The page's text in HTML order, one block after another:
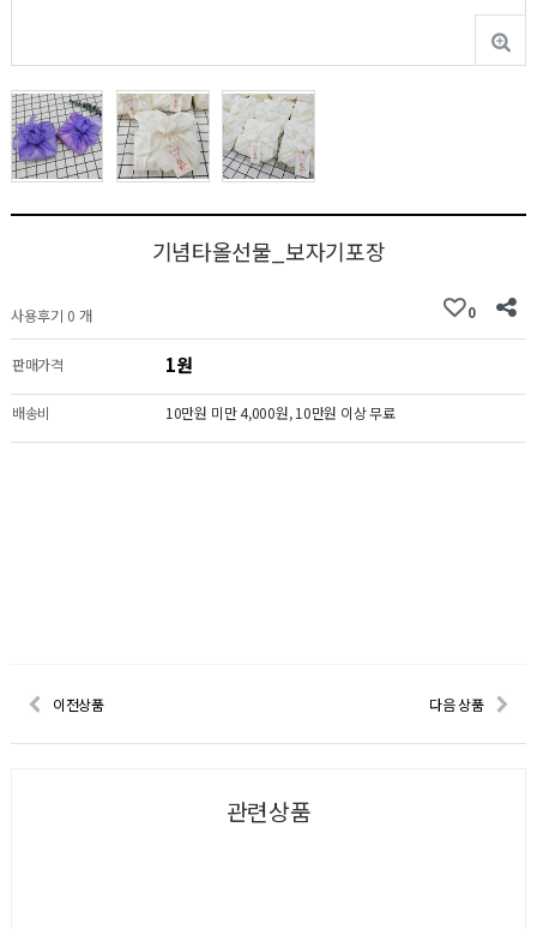
기념타올선물_보자기포장
사용후기 0 개 0
판매가격 1원
배송비 10만원 미만 4,000원, 10만원 이상 무료
이전상품 다음 상품
관련상품